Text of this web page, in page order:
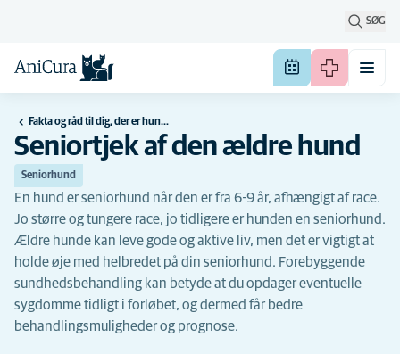
SØG
Fakta og råd til dig, der er hundeejer
Seniortjek af den ældre hund
Seniorhund
En hund er seniorhund når den er fra 6-9 år, afhængigt af race.
Jo større og tungere race, jo tidligere er hunden en seniorhund.
Ældre hunde kan leve gode og aktive liv, men det er vigtigt at
holde øje med helbredet på din seniorhund. Forebyggende
sundhedsbehandling kan betyde at du opdager eventuelle
sygdomme tidligt i forløbet, og dermed får bedre
behandlingsmuligheder og prognose.